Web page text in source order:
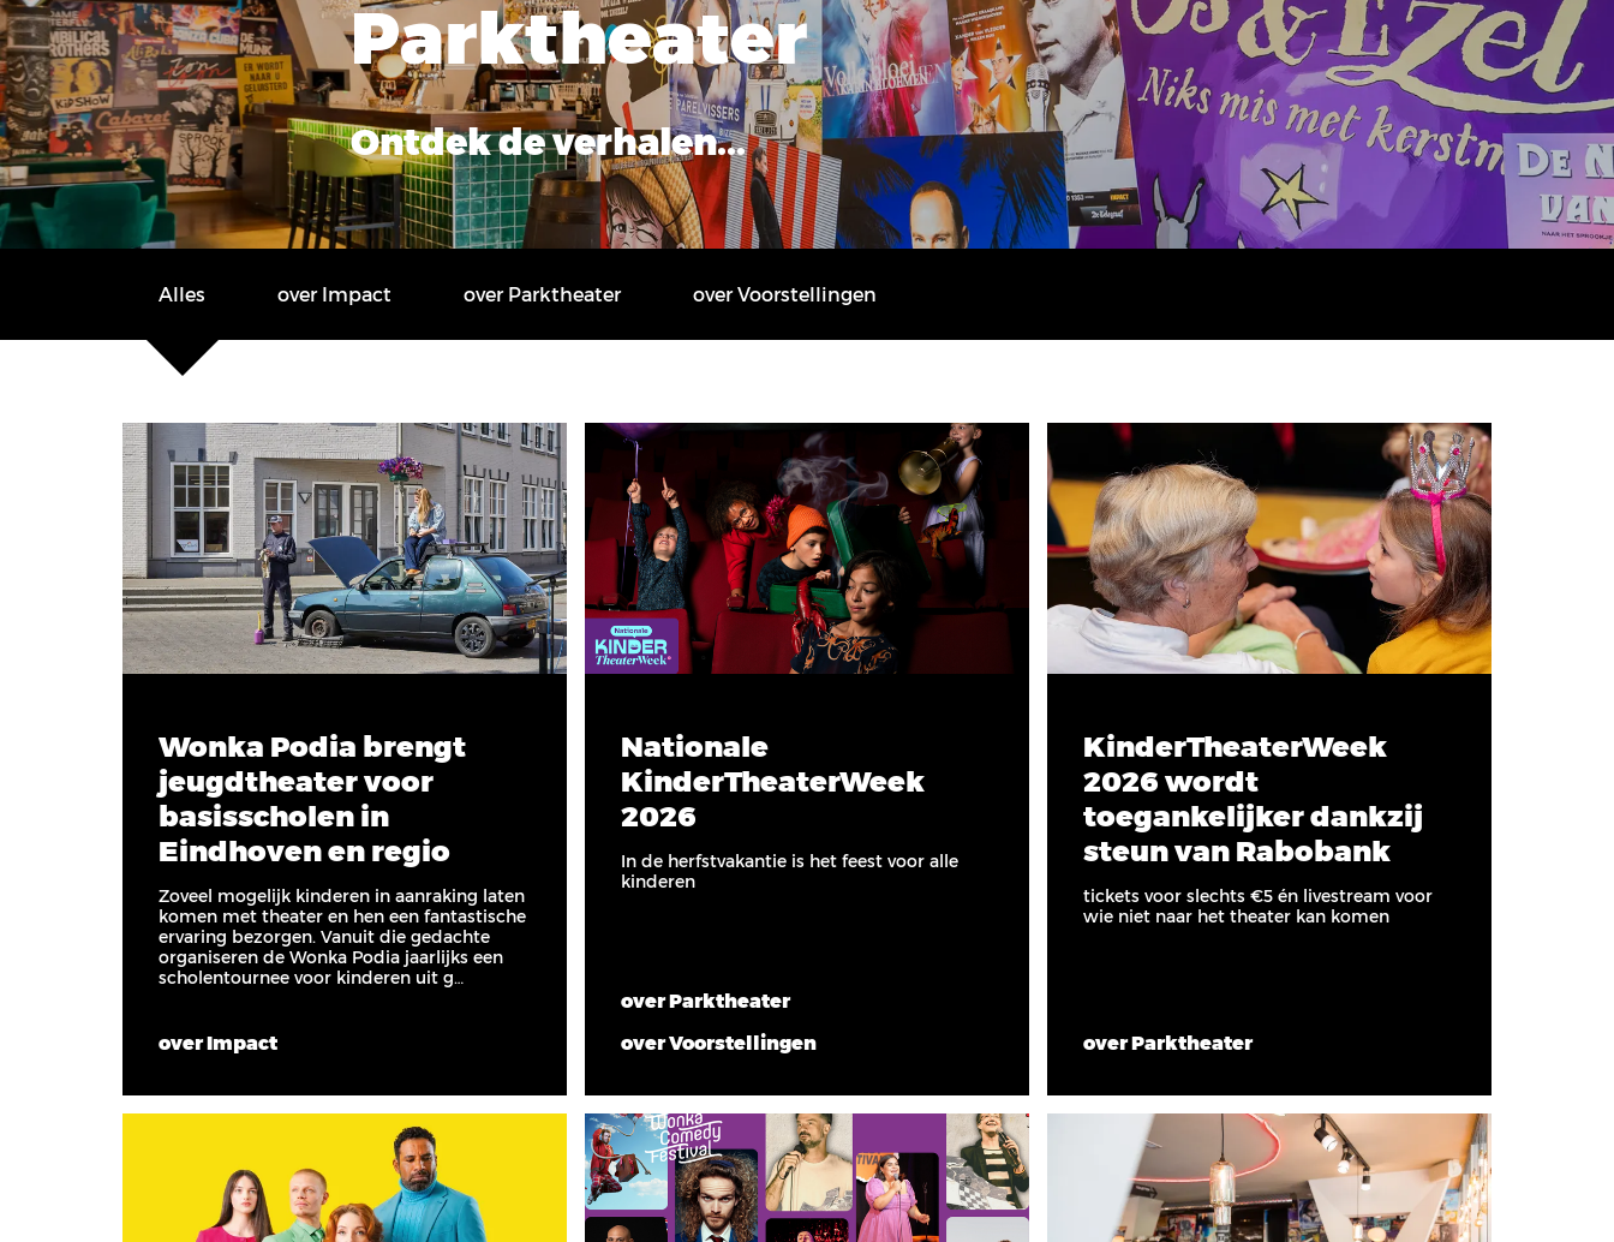
Parktheater
Ontdek de verhalen...
Alles over Impact over Parktheater over Voorstellingen
Wonka Podia brengt
jeugdtheater voor
basisscholen in
Eindhoven en regio
Zoveel mogelijk kinderen in aanraking laten
komen met theater en hen een fantastische
ervaring bezorgen. Vanuit die gedachte
organiseren de Wonka Podia jaarlijks een
scholentournee voor kinderen uit g…
over Impact
Nationale
KinderTheaterWeek
2026
In de herfstvakantie is het feest voor alle
kinderen
over Parktheater
over Voorstellingen
KinderTheaterWeek
2026 wordt
toegankelijker dankzij
steun van Rabobank
tickets voor slechts €5 én livestream voor
wie niet naar het theater kan komen
over Parktheater